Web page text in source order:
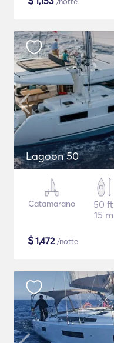
Lagoon 50
Catamarano
50 ft
15 m
$1,472/notte